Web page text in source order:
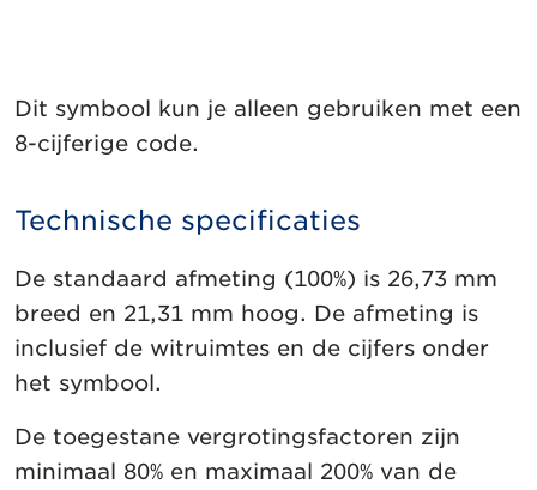
Dit symbool kun je alleen gebruiken met een
8-cijferige code.
Technische specificaties
De standaard afmeting (100%) is 26,73 mm
breed en 21,31 mm hoog. De afmeting is
inclusief de witruimtes en de cijfers onder
het symbool.
De toegestane vergrotingsfactoren zijn
minimaal 80% en maximaal 200% van de